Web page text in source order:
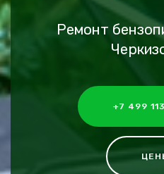
Ремонт
+7 499